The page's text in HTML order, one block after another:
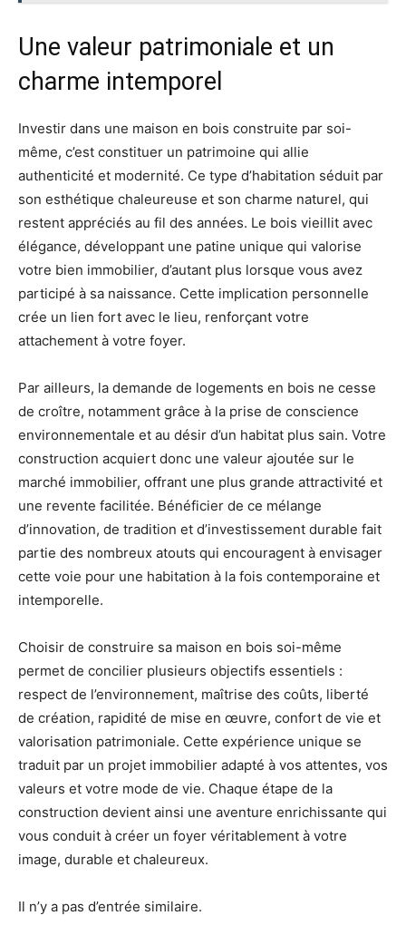
Une valeur patrimoniale et un
charme intemporel
Investir dans une maison en bois construite par soi-
même, c’est constituer un patrimoine qui allie
authenticité et modernité. Ce type d’habitation séduit par
son esthétique chaleureuse et son charme naturel, qui
restent appréciés au fil des années. Le bois vieillit avec
élégance, développant une patine unique qui valorise
votre bien immobilier, d’autant plus lorsque vous avez
participé à sa naissance. Cette implication personnelle
crée un lien fort avec le lieu, renforçant votre
attachement à votre foyer.
Par ailleurs, la demande de logements en bois ne cesse
de croître, notamment grâce à la prise de conscience
environnementale et au désir d’un habitat plus sain. Votre
construction acquiert donc une valeur ajoutée sur le
marché immobilier, offrant une plus grande attractivité et
une revente facilitée. Bénéficier de ce mélange
d’innovation, de tradition et d’investissement durable fait
partie des nombreux atouts qui encouragent à envisager
cette voie pour une habitation à la fois contemporaine et
intemporelle.
Choisir de construire sa maison en bois soi-même
permet de concilier plusieurs objectifs essentiels :
respect de l’environnement, maîtrise des coûts, liberté
de création, rapidité de mise en œuvre, confort de vie et
valorisation patrimoniale. Cette expérience unique se
traduit par un projet immobilier adapté à vos attentes, vos
valeurs et votre mode de vie. Chaque étape de la
construction devient ainsi une aventure enrichissante qui
vous conduit à créer un foyer véritablement à votre
image, durable et chaleureux.
Il n’y a pas d’entrée similaire.